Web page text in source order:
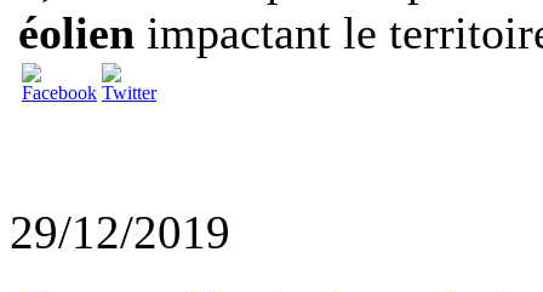
éolien impactant le
29/12/2019